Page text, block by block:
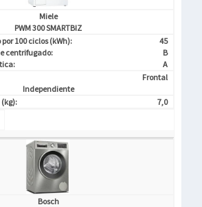
Miele
PWM 300 SMARTBIZ
100 ciclos (kWh):
45
centrifugado:
B
A
Frontal
Independiente
7,0
Bosch